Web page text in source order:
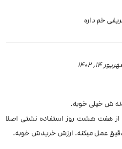
خم داره
14, 1402
ش خیلی خوبه.
هفت هشت روز استفاده نشتی اصلا
عمل میکنه. ارزش خریدش خوبه.